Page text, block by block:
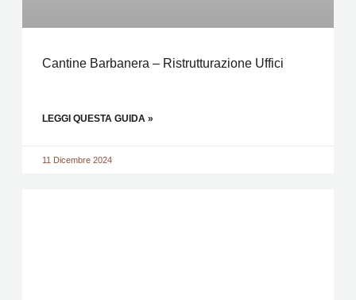
Cantine Barbanera – Ristrutturazione Uffici
LEGGI QUESTA GUIDA »
11 Dicembre 2024